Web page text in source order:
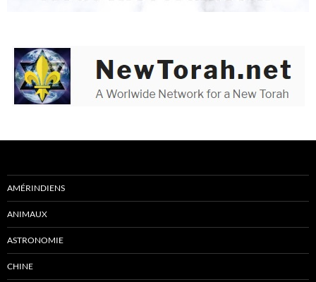
AMÉRINDIENS
ANIMAUX
ASTRONOMIE
CHINE